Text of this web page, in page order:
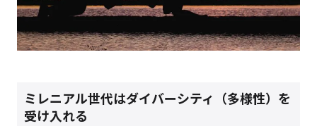
ミレニアル世代はダイバーシティ（多様性）を
受け入れる